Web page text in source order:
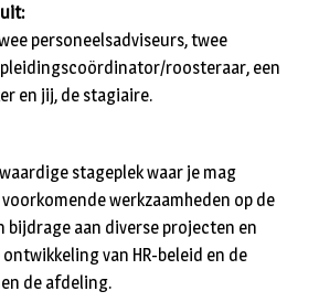
personeelsadviseurs, twee
roosteraar, een
en jij, de stagiaire.
stageplek waar je mag
werkzaamheden op de
bijdrage aan diverse projecten en
van HR-beleid en de
de afdeling.